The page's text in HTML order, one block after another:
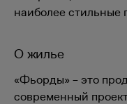
наиболее стильные
О жилье
«Фьорды» – это
современный